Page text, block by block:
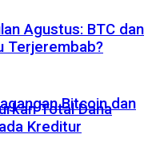
Bitcoin dan
Agustus: BTC dan
Terjerembab?
Total Dana
Kreditur